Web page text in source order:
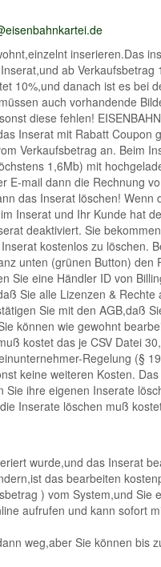
inserieren.Das
ab Verkaufsbetrag
10%,und danach ist es bei
auch vorhandende
diese fehlen!
Inserat mit Rabatt Coupon
Verkaufsbetrag an. Beim
1,6Mb) mit
E-mail dann die Rechnung
das Inserat löschen! Wenn
Inserat und Ihr Kunde hat
deaktiviert. Sie
kostenlos zu löschen.
unten (grünen Button) den
Sie eine Händler ID von
Sie alle Lizenzen & Rechte
Sie mit den AGB,daß
können wie gewohnt
kostet das je CSV Datei
Regelung (§
keine weiteren Kosten.
Sie ihre eigenen Inserate
Inserate löschen muß
wurde,und das Inserat
das bearbeiten
) vom System,und Sie
aufrufen und kann sofort
weg,aber Sie können bis